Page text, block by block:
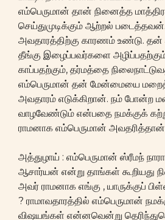
எம்பெருமான் தான் நினைத்த
செய்துமுடிக்கும் ஆற்றல்
அவதாரத்திற்கு காரணம் உண்டு. தன்
தீங்கு இழைப்பவர்களை
காப்பதற்கும், தர்மத்தை
எம்பெருமான் தன் மேன்மையை
அவதாரம் எடுக்கிறான். நம் போன்ற
வாழவேண்டும் என்பதை நமக்குக்
ராமனாக எம்பெருமான்
அத்துழாய் : எம்பெருமான் ஸ்ரீமந்
ஆசார்யன் என்று தாங்கள் கூறியது
அவர் ராமனாக எங்கு , யாருக்குப்
? ராமாவதாரத்தில் எம்பெருமான்
விஷயங்கள் என்னவென்று